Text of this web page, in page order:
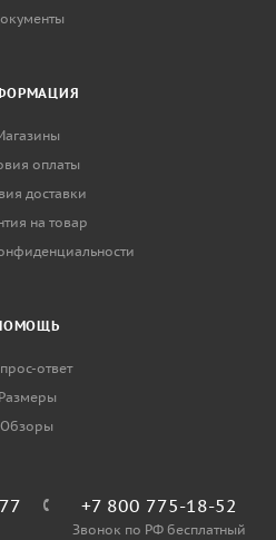
оплаты
доставки
на товар
ответ
Размеры
Обзоры
+7 800 775-18-52
Звонок по РФ бесплатный